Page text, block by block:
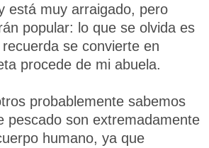
está muy arraigado, pero
popular: lo que se olvida es
se convierte en
procede de mi abuela.
probablemente sabemos
pescado son extremadamente
humano, ya que